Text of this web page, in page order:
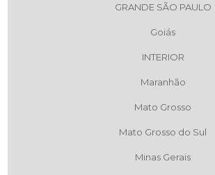
GRANDE SÃO PAULO
Goiás
INTERIOR
Maranhão
Mato Grosso
Mato Grosso do Sul
Minas Gerais